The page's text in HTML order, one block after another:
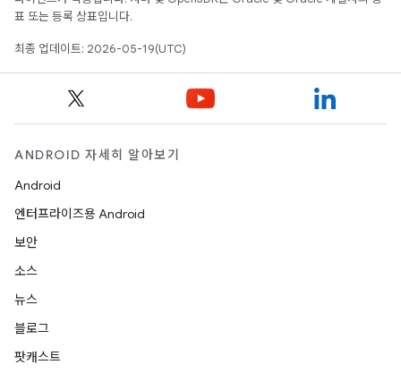
표 또는 등록 상표입니다.
최종 업데이트: 2026-05-19(UTC)
ANDROID 자세히 알아보기
Android
엔터프라이즈용 Android
보안
소스
뉴스
블로그
팟캐스트